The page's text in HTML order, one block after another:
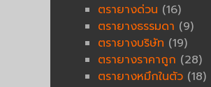
ตรายางด่วน (16)
ตรายางธรรมดา (9)
ตรายางบริษัท (19)
ตรายางราคาถูก (28)
ตรายางหมึกในตัว (18)